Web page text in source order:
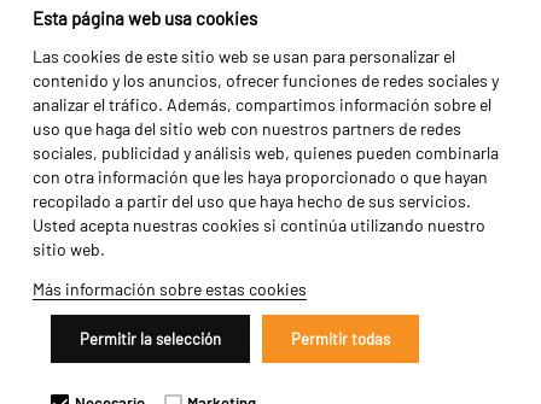
Esta página web usa cookies
Las cookies de este sitio web se usan para personalizar el
contenido y los anuncios, ofrecer funciones de redes sociales y
analizar el tráfico. Además, compartimos información sobre el
uso que haga del sitio web con nuestros partners de redes
sociales, publicidad y análisis web, quienes pueden combinarla
con otra información que les haya proporcionado o que hayan
recopilado a partir del uso que haya hecho de sus servicios.
Usted acepta nuestras cookies si continúa utilizando nuestro
sitio web.
Más información sobre estas cookies
Permitir la selección Permitir todas
Shipping returns
Política de privacidad
Términos y condiciones